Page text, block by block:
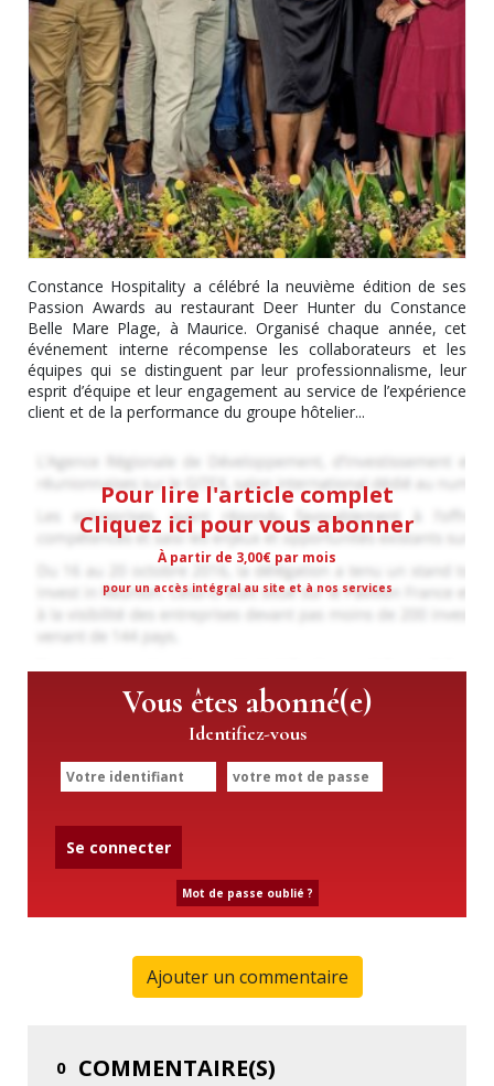
Constance Hospitality a célébré la neuvième édition de ses
Passion Awards au restaurant Deer Hunter du Constance
Belle Mare Plage, à Maurice. Organisé chaque année, cet
événement interne récompense les collaborateurs et les
équipes qui se distinguent par leur professionnalisme, leur
esprit d’équipe et leur engagement au service de l’expérience
client et de la performance du groupe hôtelier...
Pour lire l'article complet
Cliquez ici pour vous abonner
À partir de 3,00€ par mois
pour un accès intégral au site et à nos services
Vous êtes abonné(e)
Identifiez-vous
Se connecter
Mot de passe oublié ?
Ajouter un commentaire
0 COMMENTAIRE(S)